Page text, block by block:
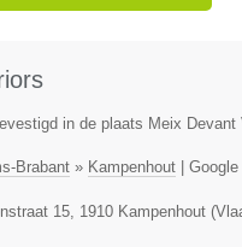
in de plaats Meix
Brabant» Kampenhout|
15, 1910 Kampenhout(